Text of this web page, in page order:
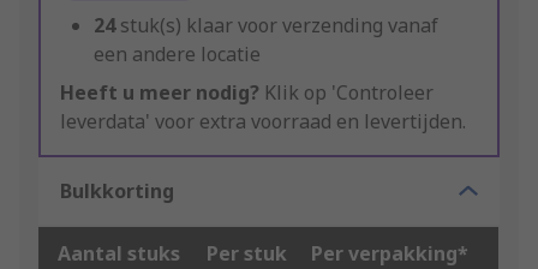
24stuk(s) klaar voor verzending vanaf
een andere locatie
Heeft u meer nodig? Klik op 'Controleer
leverdata' voor extra voorraad en levertijden.
Bulkkorting
Aantal stuks Per stuk Per verpakking*